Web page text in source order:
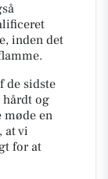
inden det
de sidste
hårdt og
en
at vi
for at